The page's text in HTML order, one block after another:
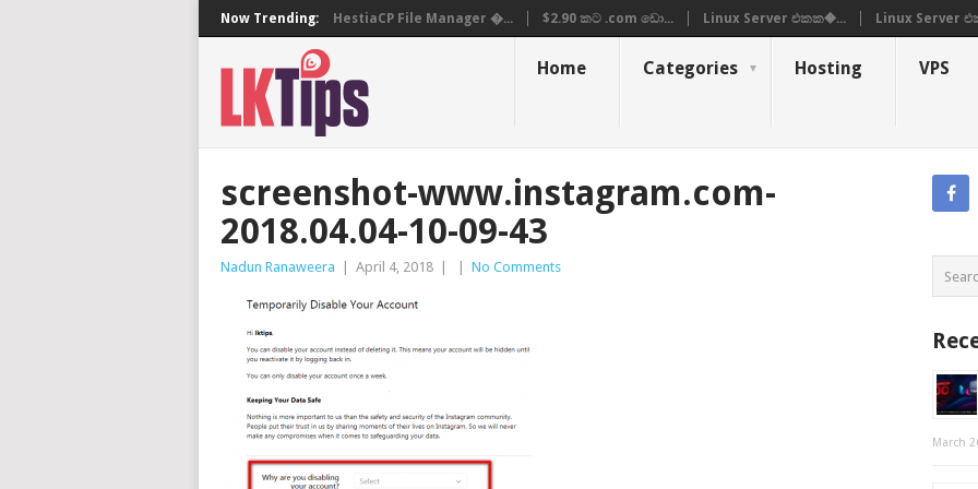
Now Trending: HestiaCP File Manager �... $2.90 කට .com ඩො... Linux Server එකක�... Linux Server
Home Categories Hosting VPS
screenshot-www.instagram.com-
2018.04.04-10-09-43
Nadun Ranaweera April 4, 2018 No Comments
March